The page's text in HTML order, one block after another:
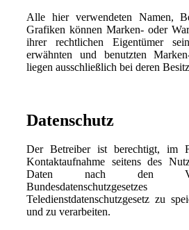
Alle hier verwendeten Namen,
Grafiken können Marken- oder
ihrer rechtlichen Eigentümer
erwähnten und benutzten
liegen ausschließlich bei deren
Datenschutz
Der Betreiber ist berechtigt, im
Kontaktaufnahme seitens des
Daten nach den
Teledienstdatenschutzgesetz zu
und zu verarbeiten.